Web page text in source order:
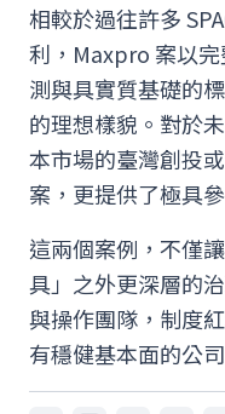
相較於過往許多
利，Maxpro 案以
測與具實質基礎的
的理想樣貌。對於
本市場的臺灣創投
案，更提供了極具
這兩個案例，不僅
具」之外更深層的
與操作團隊，制度
有穩健基本面的公司